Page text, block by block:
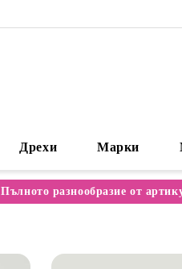
Дрехи Марки
Пълното разнообразие от